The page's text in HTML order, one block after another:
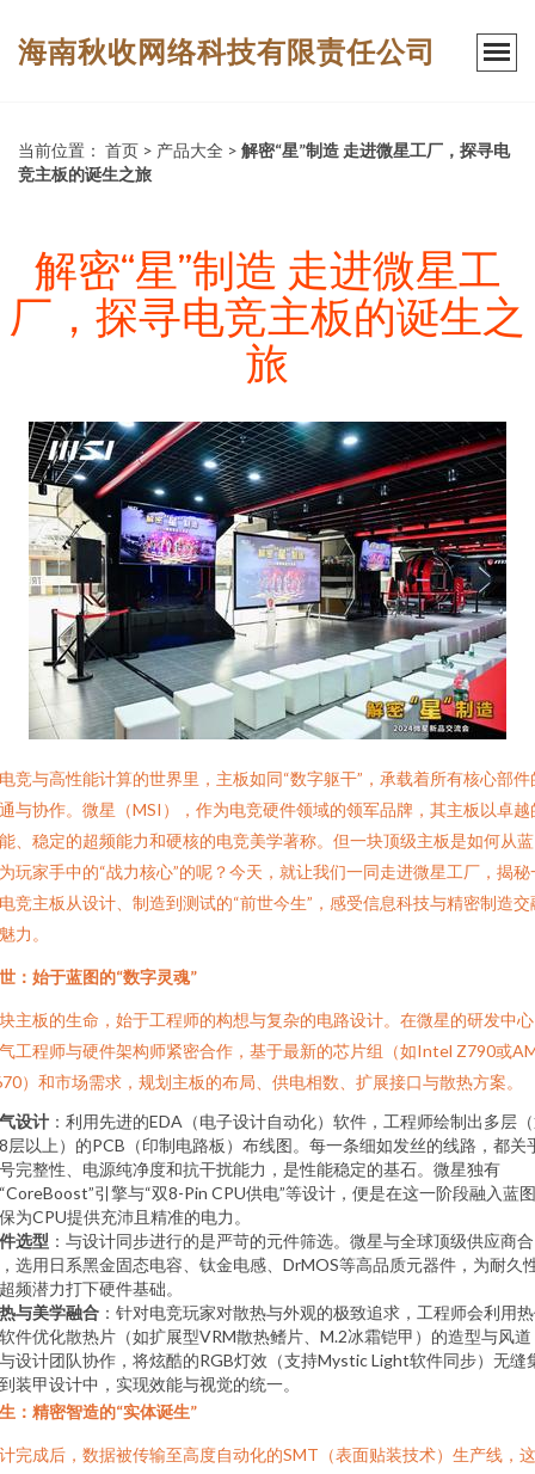
海南秋收网络科技有限责任公司
当前位置： 首页 > 产品大全 > 解密“星”制造 走进微星工厂，探寻电
竞主板的诞生之旅
解密“星”制造 走进微星工
厂，探寻电竞主板的诞生之
旅
竞与高性能计算的世界里，主板如同“数字躯干”，承载着所有核心部件
与协作。微星（MSI），作为电竞硬件领域的领军品牌，其主板以卓越
、稳定的超频能力和硬核的电竞美学著称。但一块顶级主板是如何从
玩家手中的“战力核心”的呢？今天，就让我们一同走进微星工厂，揭秘
竞主板从设计、制造到测试的“前世今生”，感受信息科技与精密制造交
力。
：始于蓝图的“数字灵魂”
主板的生命，始于工程师的构想与复杂的电路设计。在微星的研发中
工程师与硬件架构师紧密合作，基于最新的芯片组（如Intel Z790或
）和市场需求，规划主板的布局、供电相数、扩展接口与散热方案。
设计 ：利用先进的EDA（电子设计自动化）软件，工程师绘制出多层
层以上）的PCB（印制电路板）布线图。每一条细如发丝的线路，都关
完整性、电源纯净度和抗干扰能力，是性能稳定的基石。微星独有
引擎与“双8-Pin CPU供电”等设计，便是在这一阶段融入蓝
为CPU提供充沛且精准的电力。
选型 ：与设计同步进行的是严苛的元件筛选。微星与全球顶级供应商合
选用日系黑金固态电容、钛金电感、DrMOS等高品质元器件，为耐久
频潜力打下硬件基础。
与美学融合 ：针对电竞玩家对散热与外观的极致追求，工程师会利用
件优化散热片（如扩展型VRM散热鳍片、M.2冰霜铠甲）的造型与风道
设计团队协作，将炫酷的RGB灯效（支持Mystic Light软件同步）无缝
装甲设计中，实现效能与视觉的统一。
：精密智造的“实体诞生”
完成后，数据被传输至高度自动化的SMT（表面贴装技术）生产线，